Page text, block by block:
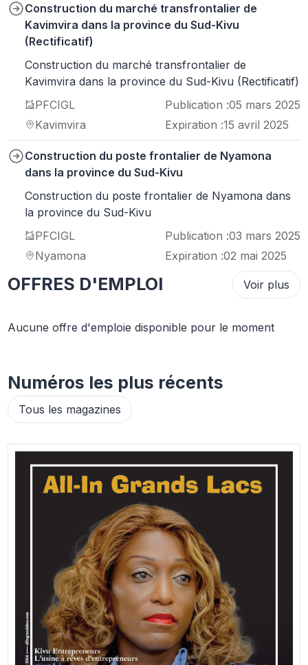
Construction du marché transfrontalier de
Kavimvira dans la province du Sud-Kivu
(Rectificatif)
Construction du marché transfrontalier de
Kavimvira dans la province du Sud-Kivu (Rectificatif)
PFCIGL
Kavimvira
Publication :05 mars 2025
Expiration :15 avril 2025
Construction du poste frontalier de Nyamona
dans la province du Sud-Kivu
Construction du poste frontalier de Nyamona dans
la province du Sud-Kivu
PFCIGL
Nyamona
Publication :03 mars 2025
Expiration :02 mai 2025
OFFRES D'EMPLOI Voir plus
Aucune offre d'emploie disponible pour le moment
Numéros les plus récents
Tous les magazines